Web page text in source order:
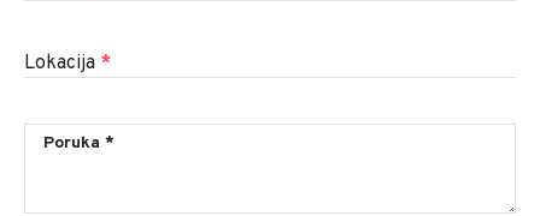
Lokacija *